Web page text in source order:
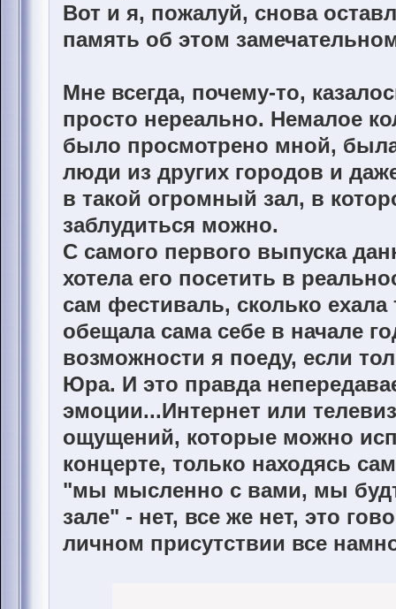
Вот и я, пожалуй, снова
память об этом
Мне всегда, почему-то,
просто нереально. Немалое
было просмотрено мной,
люди из других городов и
в такой огромный зал, в
заблудиться можно.
С самого первого выпуска
хотела его посетить в
сам фестиваль, сколько
обещала сама себе в начале
возможности я поеду, если
Юра. И это правда
эмоции...Интернет или
ощущений, которые можно
концерте, только находясь
"мы мысленно с вами, мы
зале" - нет, все же нет, это
личном присутствии все